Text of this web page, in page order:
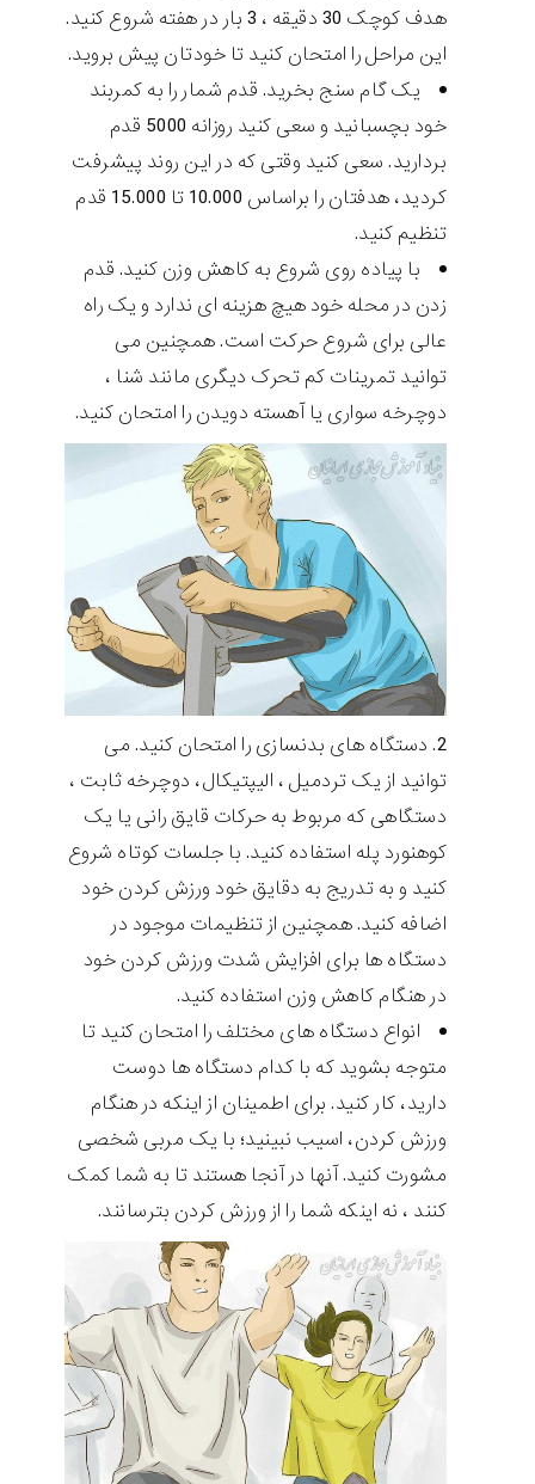
هدف کوچک 30 دقیقه ، 3 بار در هفته شروع کنید.
این مراحل را امتحان کنید تا خودتان پیش بروید.
یک گام سنج بخرید. قدم شمار را به کمربند
خود بچسبانید و سعی کنید روزانه 5000 قدم
بردارید. سعی کنید وقتی که در این روند پیشرفت
کردید، هدفتان را براساس 10.000 تا 15.000 قدم
تنظیم کنید.
با پیاده روی شروع به کاهش وزن کنید. قدم
زدن در محله خود هیچ هزینه ای ندارد و یک راه
عالی برای شروع حرکت است. همچنین می
توانید تمرینات کم تحرک دیگری مانند شنا ،
دوچرخه سواری یا آهسته دویدن را امتحان کنید.
دستگاه های بدنسازی را امتحان کنید. می
توانید از یک تردمیل ، الیپتیکال، دوچرخه ثابت ،
دستگاهی که مربوط به حرکات قایق رانی یا یک
کوهنورد پله استفاده کنید. با جلسات کوتاه شروع
کنید و به تدریج به دقایق خود ورزش کردن خود
اضافه کنید. همچنین از تنظیمات موجود در
دستگاه ها برای افزایش شدت ورزش کردن خود
در هنگام کاهش وزن استفاده کنید.
انواع دستگاه های مختلف را امتحان کنید تا
متوجه بشوید که با کدام دستگاه ها دوست
دارید، کار کنید. برای اطمینان از اینکه در هنگام
ورزش کردن، اسیب نبینید؛ با یک مربی شخصی
مشورت کنید. آنها در آنجا هستند تا به شما کمک
کنند ، نه اینکه شما را از ورزش کردن بترسانند.